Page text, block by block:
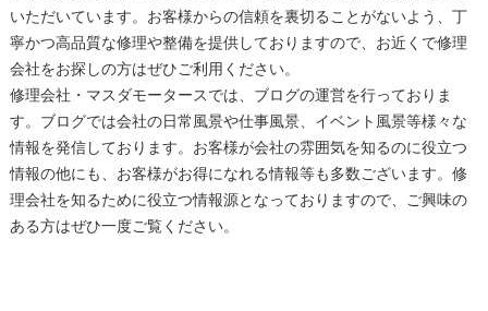
いただいています。お客様からの信頼を裏切ることがないよう、丁
寧かつ高品質な修理や整備を提供しておりますので、お近くで修理
会社をお探しの方はぜひご利用ください。
修理会社・マスダモータースでは、ブログの運営を行っておりま
す。ブログでは会社の日常風景や仕事風景、イベント風景等様々な
情報を発信しております。お客様が会社の雰囲気を知るのに役立つ
情報の他にも、お客様がお得になれる情報等も多数ございます。修
理会社を知るために役立つ情報源となっておりますので、ご興味の
ある方はぜひ一度ご覧ください。